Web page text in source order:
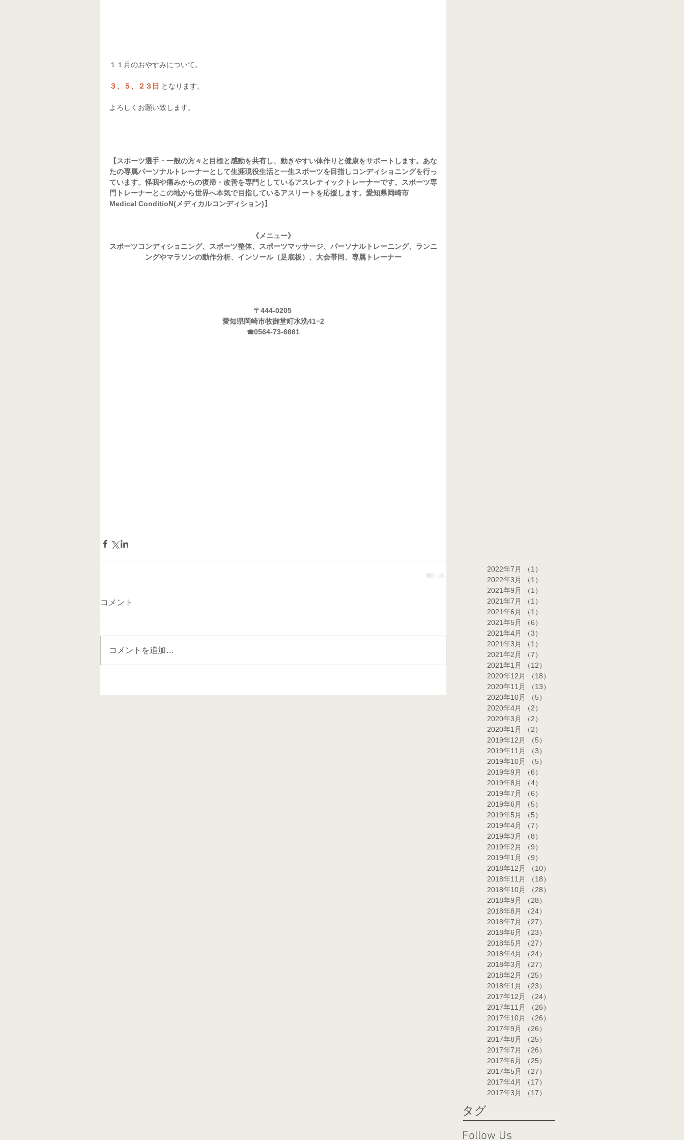
１１月のおやすみについて。
３、５、２３日 となります。
よろしくお願い致します。
【スポーツ選手・一般の方々と目標と感動を共有し、動きやすい体作りと健康をサポートします。あな
たの専属パーソナルトレーナーとして生涯現役生活と一生スポーツを目指しコンディショニングを行っ
ています。怪我や痛みからの復帰・改善を専門としているアスレティックトレーナーです。スポーツ専
門トレーナーとこの地から世界へ本気で目指しているアスリートを応援します。愛知県岡崎市
Medical ConditioN(メディカルコンディション)】
《メニュー》
スポーツコンディショニング、スポーツ整体、スポーツマッサージ、パーソナルトレーニング、ランニ
ングやマラソンの動作分析、インソール（足底板）、大会帯同、専属トレーナー
〒444-0205
愛知県岡崎市牧御堂町水洗41−2
☎0564-73-6661
コメント
コメントを追加…
2022年7月 （1）
2022年3月
（1）
2021年9月
（1）
2021年7月
（1）
2021年6月
（1）
2021年5月
（6）
2021年4月
（3）
2021年3月
（1）
2021年2月
（7）
2021年1月
（12）
2020年12月
（18）
2020年11月
（13）
2020年10月
（5）
2020年4月
（2）
2020年3月
（2）
2020年1月
（2）
2019年12月
（5）
2019年11月
（3）
2019年10月
（5）
2019年9月
（6）
2019年8月
（4）
2019年7月
（6）
2019年6月
（5）
2019年5月
（5）
2019年4月
（7）
2019年3月
（8）
2019年2月
（9）
2019年1月
（9）
2018年12月
（10）
2018年11月
（18）
2018年10月
（28）
2018年9月
（28）
2018年8月
（24）
2018年7月
（27）
2018年6月
（23）
2018年5月
（27）
2018年4月
（24）
2018年3月
（27）
2018年2月
（25）
2018年1月
（23）
2017年12月
（24）
2017年11月
（26）
2017年10月
（26）
2017年9月
（26）
2017年8月
（25）
2017年7月
（26）
2017年6月
（25）
2017年5月
（27）
2017年4月
（17）
2017年3月
（17）
タグ
Follow Us